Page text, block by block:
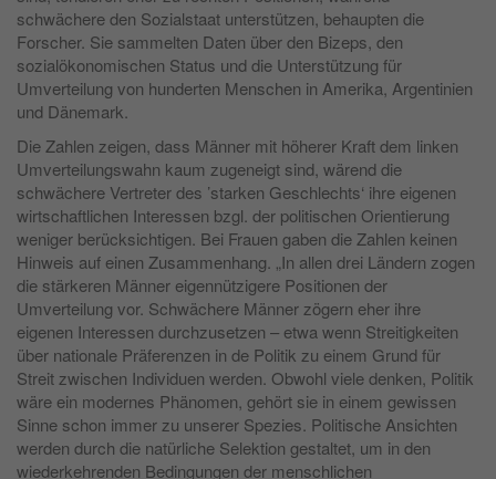
schwächere den Sozialstaat unterstützen, behaupten die
Forscher. Sie sammelten Daten über den Bizeps, den
sozialökonomischen Status und die Unterstützung für
Umverteilung von hunderten Menschen in Amerika, Argentinien
und Dänemark.
Die Zahlen zeigen, dass Männer mit höherer Kraft dem linken
Umverteilungswahn kaum zugeneigt sind, wärend die
schwächere Vertreter des ’starken Geschlechts‘ ihre eigenen
wirtschaftlichen Interessen bzgl. der politischen Orientierung
weniger berücksichtigen. Bei Frauen gaben die Zahlen keinen
Hinweis auf einen Zusammenhang. „In allen drei Ländern zogen
die stärkeren Männer eigennützigere Positionen der
Umverteilung vor. Schwächere Männer zögern eher ihre
eigenen Interessen durchzusetzen – etwa wenn Streitigkeiten
über nationale Präferenzen in de Politik zu einem Grund für
Streit zwischen Individuen werden. Obwohl viele denken, Politik
wäre ein modernes Phänomen, gehört sie in einem gewissen
Sinne schon immer zu unserer Spezies. Politische Ansichten
werden durch die natürliche Selektion gestaltet, um in den
wiederkehrenden Bedingungen der menschlichen